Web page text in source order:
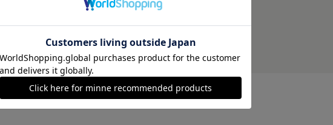
プライバシーポリシー 会社概要 採用情報 メディアキット
©GMO Pepabo, Inc. All rights reserved.